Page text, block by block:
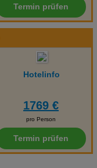
Termin prüfen
Hotelinfo
1769 €
pro Person
Termin prüfen